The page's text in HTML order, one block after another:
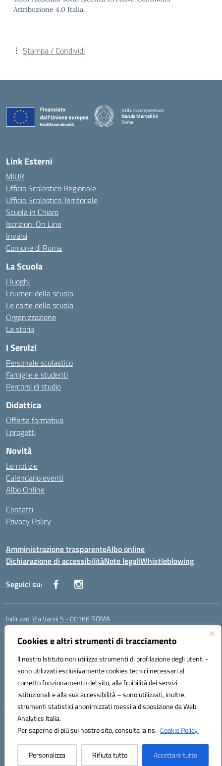
Cookies e altri strumenti di tracciamento
Il nostro Istituto non utilizza strumenti di profilazione degli utenti -
sono utilizzati esclusivamente cookies tecnici necessari al
corretto funzionamento del sito, alla fruibilità dei servizi
istituzionali e alla sua accessibilità – sono utilizzati, inoltre,
strumenti statistici anonimizzati messi a disposizione da Web
Analytics Italia.
Per saperne di più sul nostro sito, consulta la ns. Cookie Policy.
Personalizza Rifiuta tutto Accettare tutto
Attribuzione 4.0 Italia.
Stampa / Condividi
Istituto comprensivo
Nando Martellini
Roma
Link Esterni
MIUR
Ufficio Scolastico Regionale
Ufficio Scolastico Territoriale
Scuola in Chiaro
Iscrizioni On Line
Invalsi
Comune di Roma
La Scuola
I luoghi
I numeri della scuola
Le carte della scuola
Organizzazione
La storia
I Servizi
Personale scolastico
Famiglie e studenti
Percorsi di studio
Didattica
Offerta formativa
I progetti
Novità
Le notizie
Calendario eventi
Albo Online
Contatti
Privacy Policy
Amministrazione trasparenteAlbo online
Dichiarazione di accessibilitàNote legaliWhistleblowing
Seguici su:
Indirizzo:Via Vanni 5 - 00166 ROMA
Centralino:
Posta elettronica certificata (PEC):RMIC86500P@pec.istruzione.it
Codice fiscale: 97197050582
Codice meccanografico:RMIC86500P
Codice Indice delle Pubbliche Amministrazioni (IPA): istsc_RMIC86500P
Codice unico di fatturazione (CUF): UFSRRZ
Hosting & Powered by 3D Solution S.r.l.
Concept & Design by Designers Italia